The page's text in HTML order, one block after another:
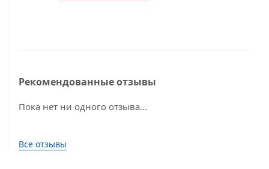
Рекомендованные отзывы
Пока нет ни одного отзыва...
Все отзывы